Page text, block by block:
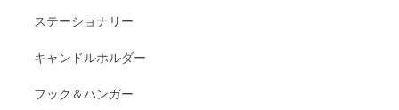
ステーショナリー
キャンドルホルダー
フック＆ハンガー